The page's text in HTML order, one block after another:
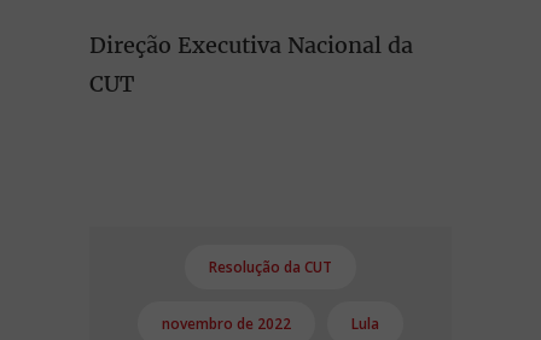
Direção Executiva Nacional da
CUT
Resolução da CUT
novembro de 2022 Lula